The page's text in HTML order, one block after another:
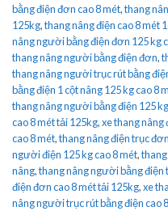
bằng điện đơn cao 8 mét,thang
125kg,thang nâng điện cao 8 mét
nâng người bằng điện đơn 125 kg
thang nâng người bằng điện đơn,
thang nâng người trục rút bằng
bằng điện 1 cột nâng 125 kg cao 8
thang nâng người bằng điện 125
cao 8 mét tải 125kg,xe thang nâng
cao 8 mét,thang nâng điện trục
người điện 125 kg cao 8 mét,
nâng,thang nâng người bằng điện
điện đơn cao 8 mét tải 125kg,xe
nâng người trục rút bằng điện cao